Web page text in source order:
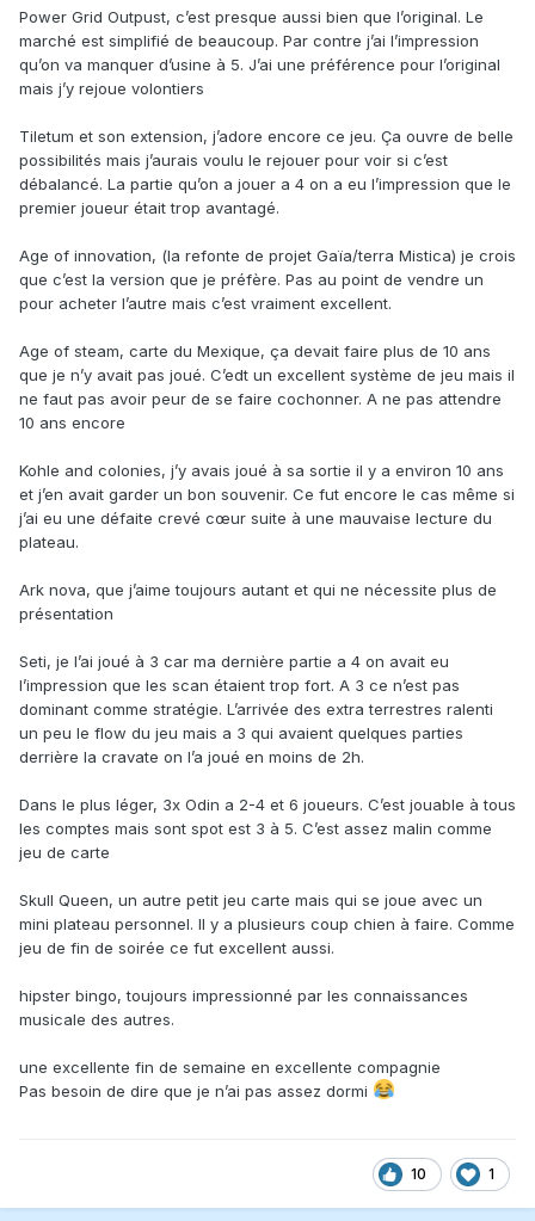
Power Grid Outpust, c’est presque aussi bien que l’original. Le
marché est simplifié de beaucoup. Par contre j’ai l’impression
qu’on va manquer d’usine à 5. J’ai une préférence pour l’original
mais j’y rejoue volontiers
Tiletum et son extension, j’adore encore ce jeu. Ça ouvre de belle
possibilités mais j’aurais voulu le rejouer pour voir si c’est
débalancé. La partie qu’on a jouer a 4 on a eu l’impression que le
premier joueur était trop avantagé.
Age of innovation, (la refonte de projet Gaïa/terra Mistica) je crois
que c’est la version que je préfère. Pas au point de vendre un
pour acheter l’autre mais c’est vraiment excellent.
Age of steam, carte du Mexique, ça devait faire plus de 10 ans
que je n’y avait pas joué. C’edt un excellent système de jeu mais il
ne faut pas avoir peur de se faire cochonner. A ne pas attendre
10 ans encore
Kohle and colonies, j’y avais joué à sa sortie il y a environ 10 ans
et j’en avait garder un bon souvenir. Ce fut encore le cas même si
j’ai eu une défaite crevé cœur suite à une mauvaise lecture du
plateau.
Ark nova, que j’aime toujours autant et qui ne nécessite plus de
présentation
Seti, je l’ai joué à 3 car ma dernière partie a 4 on avait eu
l’impression que les scan étaient trop fort. A 3 ce n’est pas
dominant comme stratégie. L’arrivée des extra terrestres ralenti
un peu le flow du jeu mais a 3 qui avaient quelques parties
derrière la cravate on l’a joué en moins de 2h.
Dans le plus léger, 3x Odin a 2-4 et 6 joueurs. C’est jouable à tous
les comptes mais sont spot est 3 à 5. C’est assez malin comme
jeu de carte
Skull Queen, un autre petit jeu carte mais qui se joue avec un
mini plateau personnel. Il y a plusieurs coup chien à faire. Comme
jeu de fin de soirée ce fut excellent aussi.
hipster bingo, toujours impressionné par les connaissances
musicale des autres.
une excellente fin de semaine en excellente compagnie
Pas besoin de dire que je n’ai pas assez dormi
10 1